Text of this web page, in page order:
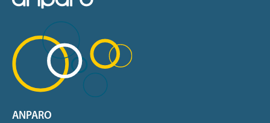
ANPARO